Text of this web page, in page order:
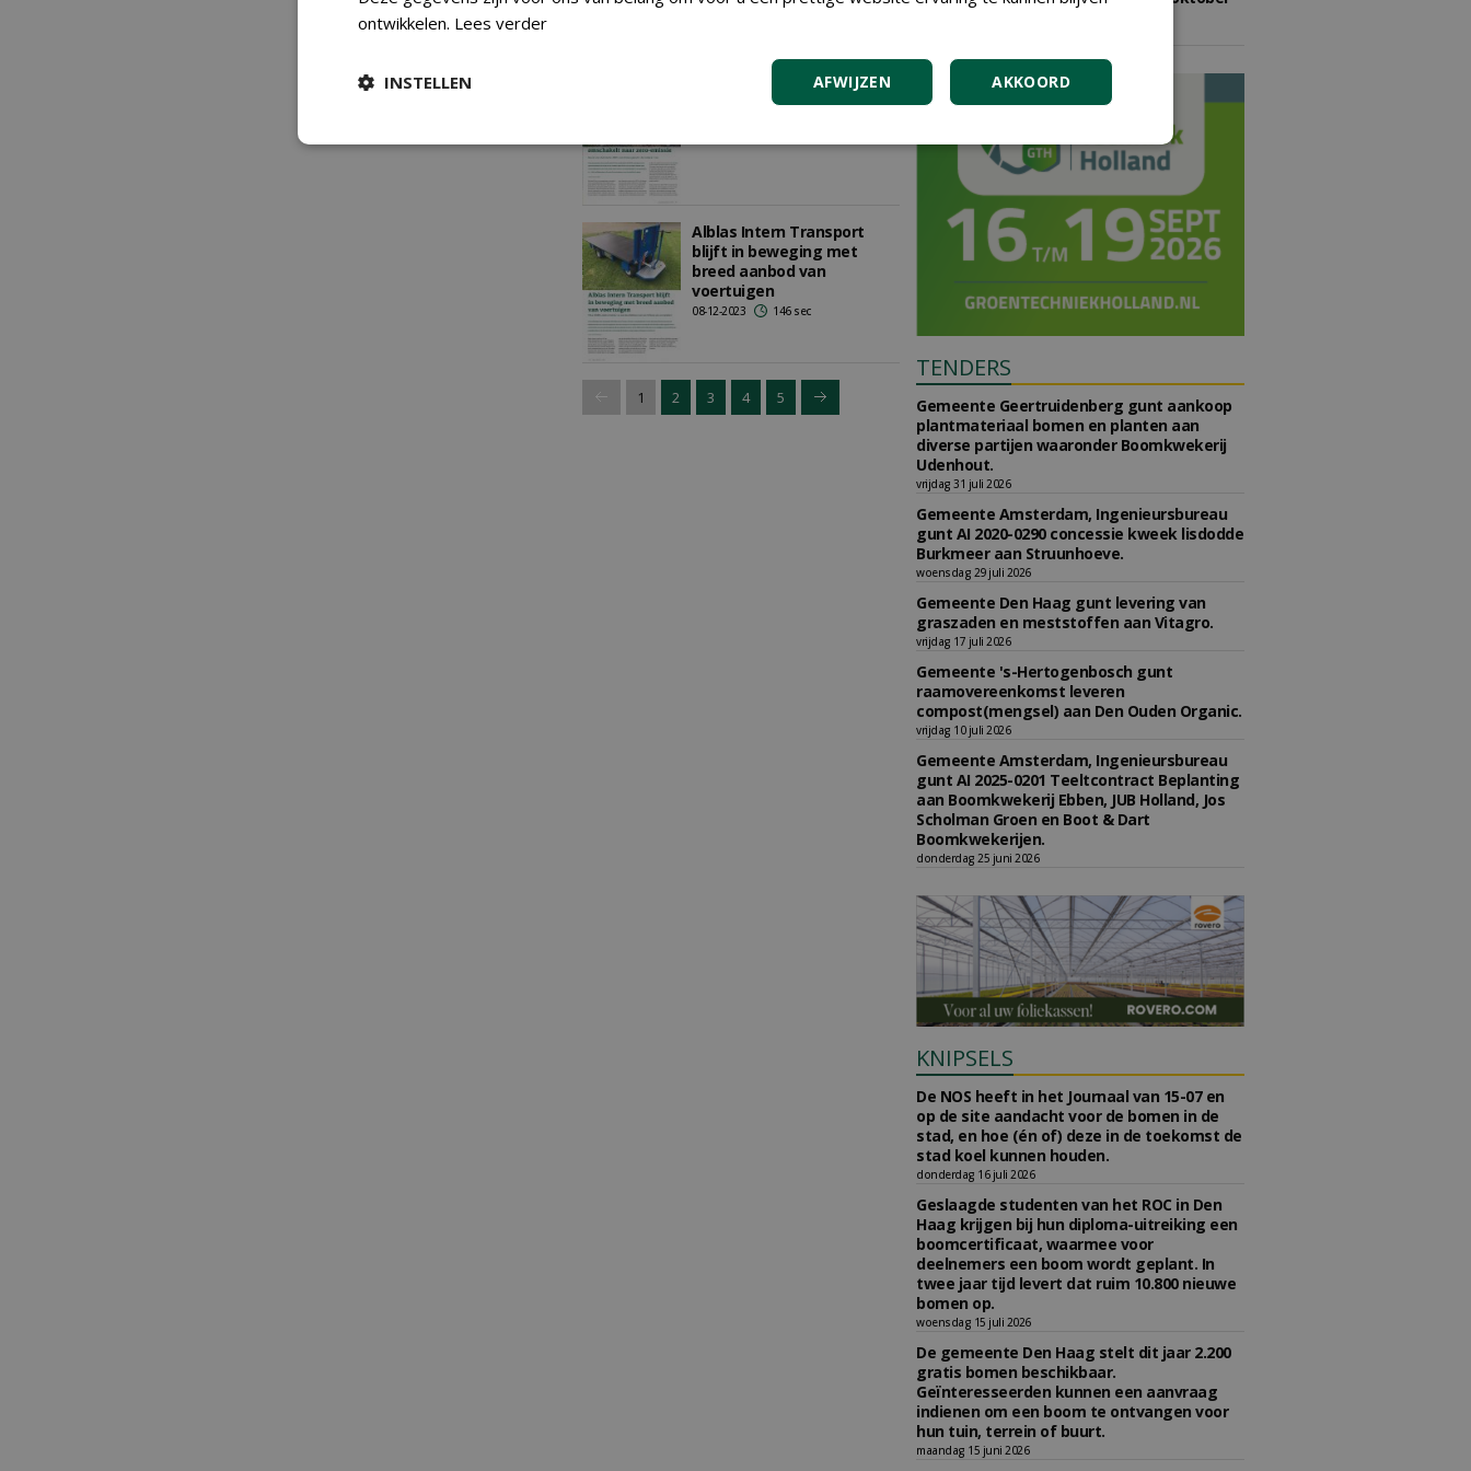
Hoe gemeente Assen
volledig omschakelt naar
Alblas Intern Transport
blijft in beweging met
breed aanbod van
voertuigen
08-12-2023 146 sec
1 2 3 4 5
TENDERS
Gemeente Geertruidenberg gunt aankoop
plantmateriaal bomen en planten aan
diverse partijen waaronder Boomkwekerij
Udenhout.
vrijdag 31 juli 2026
Gemeente Amsterdam, Ingenieursbureau
gunt AI 2020-0290 concessie kweek lisdodde
Burkmeer aan Struunhoeve.
woensdag 29 juli 2026
Gemeente Den Haag gunt levering van
graszaden en meststoffen aan Vitagro.
vrijdag 17 juli 2026
Gemeente 's-Hertogenbosch gunt
raamovereenkomst leveren
compost(mengsel) aan Den Ouden Organic.
vrijdag 10 juli 2026
Gemeente Amsterdam, Ingenieursbureau
gunt AI 2025-0201 Teeltcontract Beplanting
aan Boomkwekerij Ebben, JUB Holland, Jos
Scholman Groen en Boot & Dart
Boomkwekerijen.
donderdag 25 juni 2026
KNIPSELS
De NOS heeft in het Journaal van 15-07 en
op de site aandacht voor de bomen in de
stad, en hoe (én of) deze in de toekomst de
stad koel kunnen houden.
donderdag 16 juli 2026
Geslaagde studenten van het ROC in Den
Haag krijgen bij hun diploma-uitreiking een
boomcertificaat, waarmee voor
deelnemers een boom wordt geplant. In
twee jaar tijd levert dat ruim 10.800 nieuwe
bomen op.
woensdag 15 juli 2026
De gemeente Den Haag stelt dit jaar 2.200
gratis bomen beschikbaar.
Geïnteresseerden kunnen een aanvraag
indienen om een boom te ontvangen voor
hun tuin, terrein of buurt.
maandag 15 juni 2026
ontwikkelen. Lees verder
AKKOORD
AFWIJZEN
INSTELLEN